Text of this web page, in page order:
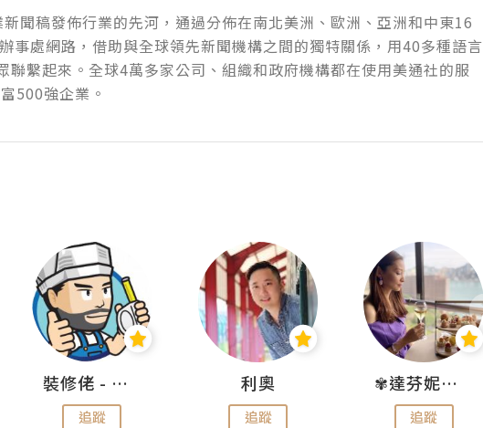
聞稿發佈行業的先河，通過分佈在南北美洲、歐洲、亞洲和中東16
事處網路，借助與全球領先新聞機構之間的獨特關係，用40多種語言
聯繫起來。全球4萬多家公司、組織和政府機構都在使用美通社的服
500強企業。
裝修佬 - 香港一站式網上裝修平台
追蹤
利奧
追蹤
✾達芬妮•愛孩子•愛生活✾
追蹤